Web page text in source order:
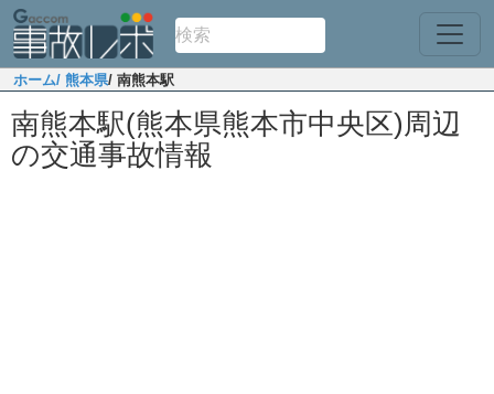
ホーム/ 熊本県/ 南熊本駅
南熊本駅(熊本県熊本市中央区)周辺
の交通事故情報